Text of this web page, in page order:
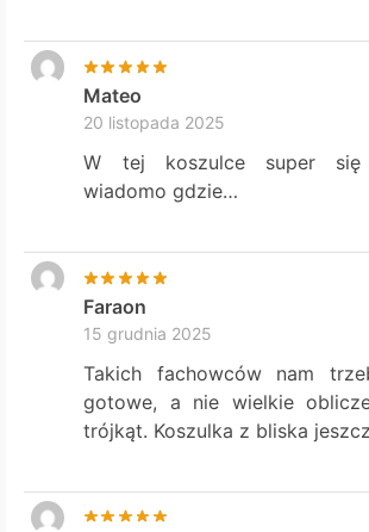
Mateo
20 listopada 2025
W tej koszulce super
wiadomo gdzie…
Faraon
15 grudnia 2025
Takich fachowców nam
gotowe, a nie wielkie
trójkąt. Koszulka z bliska